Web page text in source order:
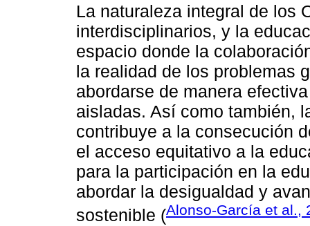
La naturaleza integral de los
interdisciplinarios, y la
espacio donde la
la realidad de los problemas
abordarse de manera
aisladas. Así como también,
contribuye a la consecución
el acceso equitativo a la
para la participación en la
abordar la desigualdad y
sostenible (Alonso-García et al.,